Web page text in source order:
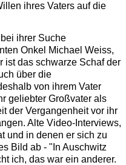
ihres Vaters auf die
ihrer Suche
Onkel Michael Weiss,
ist das schwarze Schaf der
über die
von ihrem Vater
geliebter Großvater als
der Vergangenheit vor ihr
Alte Video-Interviews,
und in denen er sich zu
Bild ab - "In Auschwitz
ich, das war ein anderer.